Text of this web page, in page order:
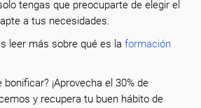
tengas que preocuparte de elegir el
a tus necesidades.
leer más sobre qué es la formación
¡Aprovecha el 30% de
y recupera tu buen hábito de